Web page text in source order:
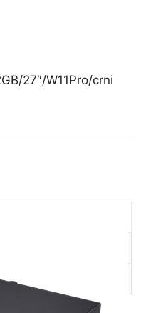
27″/W11Pro/crni